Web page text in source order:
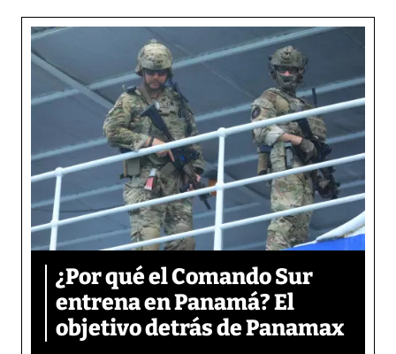
¿Por qué el Comando Sur
entrena en Panamá? El
objetivo detrás de Panamax